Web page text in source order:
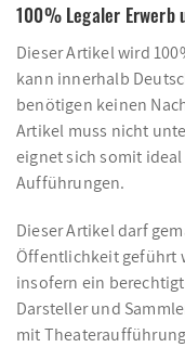
100% Legaler Erwerb
Dieser Artikel wird
kann innerhalb
benötigen keinen
Artikel muss nicht
eignet sich somit
Aufführungen.
Dieser Artikel darf
Öffentlichkeit geführt
insofern ein
Darsteller und
mit